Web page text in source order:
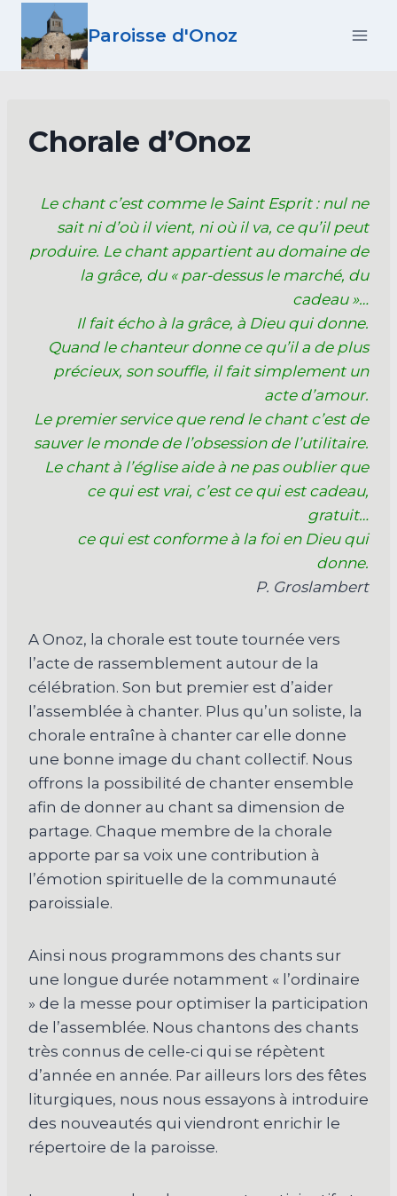
contenu
Paroisse d'Onoz
Chorale d’Onoz
Le chant c’est comme le Saint Esprit : nul ne
sait ni d’où il vient, ni où il va, ce qu’il peut
produire. Le chant appartient au domaine de
la grâce, du « par-dessus le marché, du
cadeau »…
Il fait écho à la grâce, à Dieu qui donne.
Quand le chanteur donne ce qu’il a de plus
précieux, son souffle, il fait simplement un
acte d’amour.
Le premier service que rend le chant c’est de
sauver le monde de l’obsession de l’utilitaire.
Le chant à l’église aide à ne pas oublier que
ce qui est vrai, c’est ce qui est cadeau,
gratuit…
ce qui est conforme à la foi en Dieu qui
donne.
P. Groslambert
A Onoz, la chorale est toute tournée vers
l’acte de rassemblement autour de la
célébration. Son but premier est d’aider
l’assemblée à chanter. Plus qu’un soliste, la
chorale entraîne à chanter car elle donne
une bonne image du chant collectif. Nous
offrons la possibilité de chanter ensemble
afin de donner au chant sa dimension de
partage. Chaque membre de la chorale
apporte par sa voix une contribution à
l’émotion spirituelle de la communauté
paroissiale.
Ainsi nous programmons des chants sur
une longue durée notamment « l’ordinaire
» de la messe pour optimiser la participation
de l’assemblée. Nous chantons des chants
très connus de celle-ci qui se répètent
d’année en année. Par ailleurs lors des fêtes
liturgiques, nous nous essayons à introduire
des nouveautés qui viendront enrichir le
répertoire de la paroisse.